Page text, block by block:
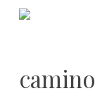
Skip